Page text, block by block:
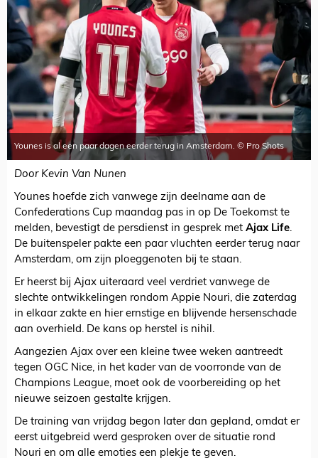
Younes is al een paar dagen eerder terug in Amsterdam. © Pro Shots
Door Kevin Van Nunen
Younes hoefde zich vanwege zijn deelname aan de
Confederations Cup maandag pas in op De Toekomst te
melden, bevestigt de persdienst in gesprek met Ajax Life.
De buitenspeler pakte een paar vluchten eerder terug naar
Amsterdam, om zijn ploeggenoten bij te staan.
Er heerst bij Ajax uiteraard veel verdriet vanwege de
slechte ontwikkelingen rondom Appie Nouri, die zaterdag
in elkaar zakte en hier ernstige en blijvende hersenschade
aan overhield. De kans op herstel is nihil.
Aangezien Ajax over een kleine twee weken aantreedt
tegen OGC Nice, in het kader van de voorronde van de
Champions League, moet ook de voorbereiding op het
nieuwe seizoen gestalte krijgen.
De training van vrijdag begon later dan gepland, omdat er
eerst uitgebreid werd gesproken over de situatie rond
Nouri en om alle emoties een plekje te geven.